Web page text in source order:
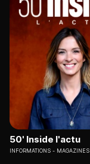
50' Inside l'actu
INFORMATIONS MAGAZINES